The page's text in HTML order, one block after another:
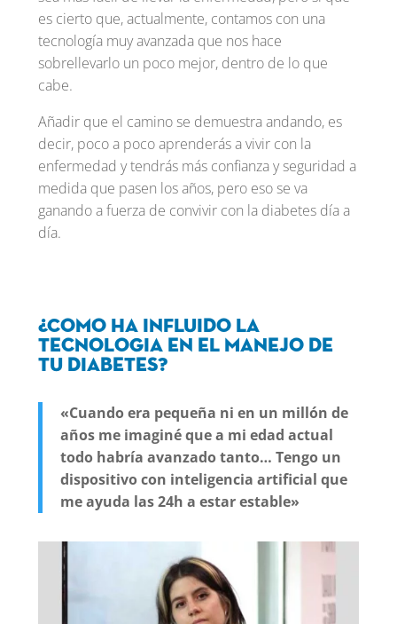
es cierto que, actualmente, contamos con una
tecnología muy avanzada que nos hace
sobrellevarlo un poco mejor, dentro de lo que
cabe.
Añadir que el camino se demuestra andando, es
decir, poco a poco aprenderás a vivir con la
enfermedad y tendrás más confianza y seguridad a
medida que pasen los años, pero eso se va
ganando a fuerza de convivir con la diabetes día a
día.
¿Como ha influido la
tecnologia en el manejo de
tu diabetes?
«Cuando era pequeña ni en un millón de
años me imaginé que a mi edad actual
todo habría avanzado tanto… Tengo un
dispositivo con inteligencia artificial que
me ayuda las 24h a estar estable»